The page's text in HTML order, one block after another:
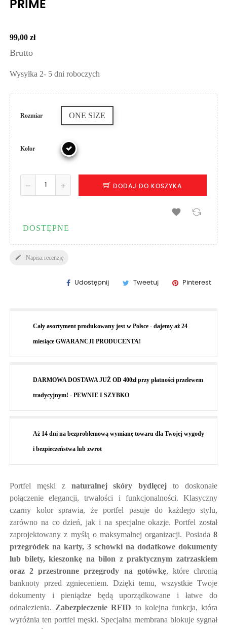
PRIME
99,00 zł
Brutto
Wysyłka 2- 5 dni roboczych
Rozmiar ONE SIZE
Kolor
DODAJ DO KOSZYKA

DOSTĘPNE
 Napisz recenzję
Udostępnij Tweetuj Pinterest
Cały asortyment produkowany jest w Polsce - dajemy aż 24
miesiące GWARANCJI PRODUCENTA!
DARMOWA DOSTAWA JUŻ OD 400zł przy płatności przelewem
tradycyjnym! - PEWNIE I SZYBKO
Aż 14 dni na bezproblemową wymianę towaru dla Twojej wygody
i bezpieczeństwa lub zwrot
Portfel męski z naturalnej skóry bydlęcej to doskonałe
połączenie elegancji, trwałości i funkcjonalności. Klasyczny
czarny kolor sprawia, że portfel pasuje do każdego stylu,
zarówno na co dzień, jak i na specjalne okazje. Portfel został
zaprojektowany z myślą o maksymalnej organizacji. Posiada 8
przegródek na karty, 3 schowki na dodatkowe dokumenty
lub bilety, kieszonkę na bilon z praktycznym zatrzaskiem
oraz 2 przestronne przegrody na gotówkę, które chronią
banknoty przed zgnieceniem. Dzięki temu, wszystkie Twoje
dokumenty i pieniądze będą uporządkowane i łatwe do
odnalezienia. Zabezpieczenie RFID to kolejna funkcja, która
wyróżnia ten portfel męski. Specjalna membrana blokuje sygnał